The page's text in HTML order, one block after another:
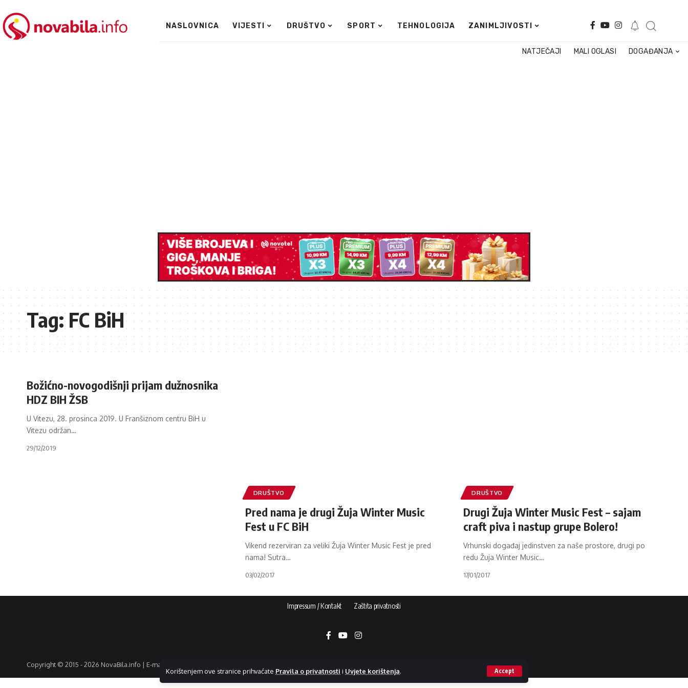
Korištenjem ove stranice prihvaćate Pravila o privatnosti i Uvjete korištenja. Accept
NASLOVNICA VIJESTI DRUŠTVO SPORT TEHNOLOGIJA ZANIMLJIVOSTI
NATJEČAJI MALI OGLASI DOGAĐANJA
Tag:FC BiH
Božićno-novogodišnji prijam dužnosnika
HDZ BIH ŽSB
U Vitezu, 28. prosinca 2019. U Franšiznom centru BiH u
Vitezu održan…
29/12/2019
DRUŠTVO
Pred nama je drugi Žuja Winter Music
Fest u FC BiH
Vikend rezerviran za veliki Žuja Winter Music Fest je pred
nama! Sutra…
03/02/2017
DRUŠTVO
Drugi Žuja Winter Music Fest – sajam
craft piva i nastup grupe Bolero!
Vrhunski događaj jedinstven za naše prostore, drugi po
redu Žuja Winter Music…
17/01/2017
Impressum / Kontakt Zaštita privatnosti
Copyright © 2015 - 2026 NovaBila.info | E-mail: